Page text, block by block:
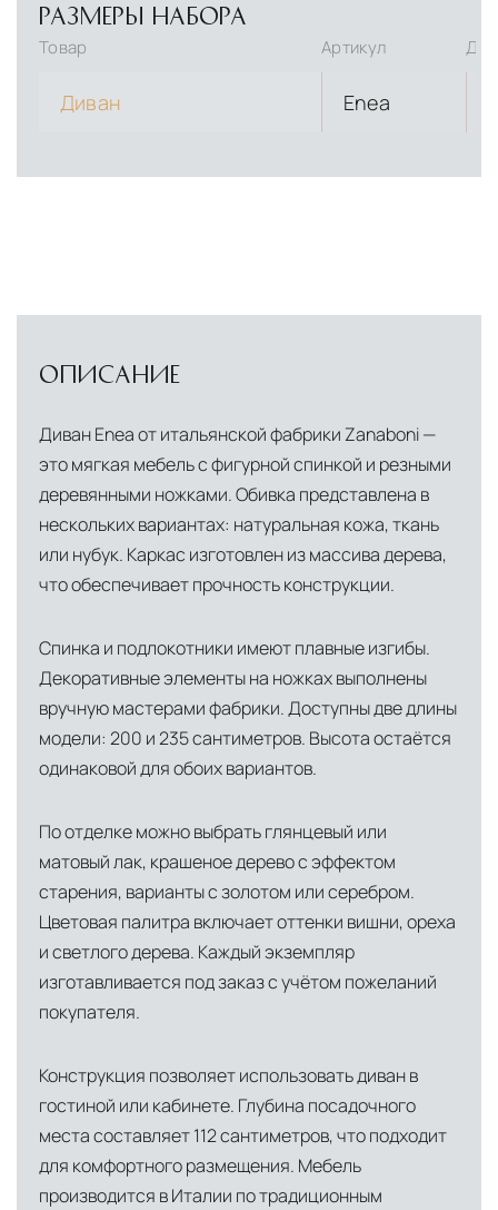
РАЗМЕРЫ НАБОРА
Товар Артикул
Диван Enea
ОПИСАНИЕ
Диван Enea от итальянской фабрики Zanaboni —
это мягкая мебель с фигурной спинкой и резными
деревянными ножками. Обивка представлена в
нескольких вариантах: натуральная кожа, ткань
или нубук. Каркас изготовлен из массива дерева,
что обеспечивает прочность конструкции.
Спинка и подлокотники имеют плавные изгибы.
Декоративные элементы на ножках выполнены
вручную мастерами фабрики. Доступны две длины
модели: 200 и 235 сантиметров. Высота остаётся
одинаковой для обоих вариантов.
По отделке можно выбрать глянцевый или
матовый лак, крашеное дерево с эффектом
старения, варианты с золотом или серебром.
Цветовая палитра включает оттенки вишни, ореха
и светлого дерева. Каждый экземпляр
изготавливается под заказ с учётом пожеланий
покупателя.
Конструкция позволяет использовать диван в
гостиной или кабинете. Глубина посадочного
места составляет 112 сантиметров, что подходит
для комфортного размещения. Мебель
производится в Италии по традиционным